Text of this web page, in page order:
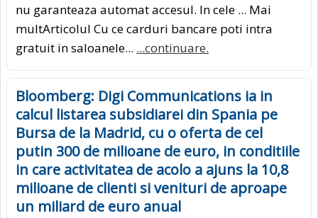
nu garanteaza automat accesul. In cele ... Mai
multArticolul Cu ce carduri bancare poti intra
gratuit in saloanele... ...continuare.
Bloomberg: Digi Communications ia in
calcul listarea subsidiarei din Spania pe
Bursa de la Madrid, cu o oferta de cel
putin 300 de milioane de euro, in conditiile
in care activitatea de acolo a ajuns la 10,8
milioane de clienti si venituri de aproape
un miliard de euro anual